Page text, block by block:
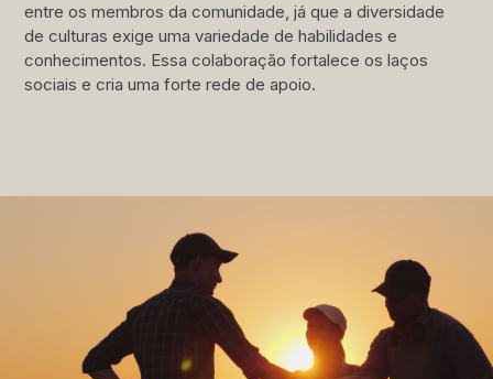
entre os membros da comunidade, já que a diversidade
de culturas exige uma variedade de habilidades e
conhecimentos. Essa colaboração fortalece os laços
sociais e cria uma forte rede de apoio.